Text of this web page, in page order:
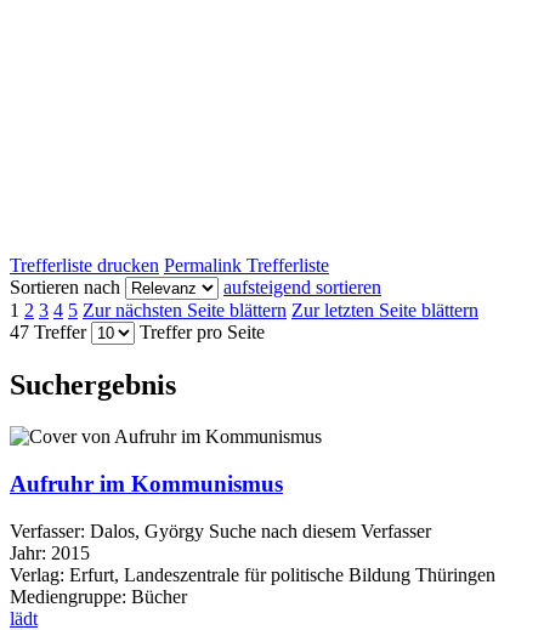
Trefferliste drucken Permalink Trefferliste
Sortieren nach
aufsteigend sortieren
1 2 3 4 5 Zur nächsten Seite blättern Zur letzten Seite blättern
47 Treffer
Treffer pro Seite
Suchergebnis
Aufruhr im Kommunismus
Verfasser: Dalos, György Suche nach diesem Verfasser
Jahr: 2015
Verlag: Erfurt, Landeszentrale für politische Bildung Thüringen
Mediengruppe: Bücher
lädt